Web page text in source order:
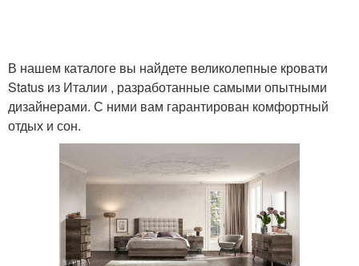
В нашем каталоге вы найдете великолепные кровати
Status из Италии , разработанные самыми опытными
дизайнерами. С ними вам гарантирован комфортный
отдых и сон.